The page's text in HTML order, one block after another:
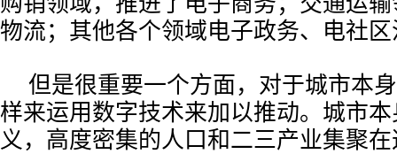
物流；其他各个领域电子政务、电社
但是很重要一个方面，对于城市本
样来运用数字技术来加以推动。城市
义，高度密集的人口和二三产业集聚